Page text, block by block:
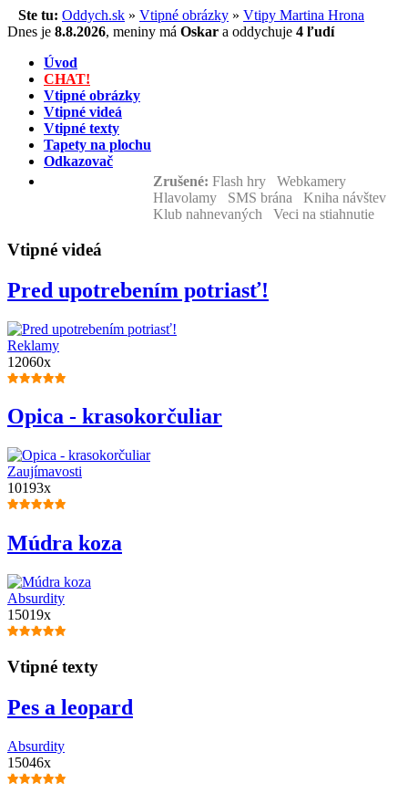
Ste tu: Oddych.sk » Vtipné obrázky » Vtipy Martina Hrona
Dnes je 8.8.2026, meniny má Oskar a oddychuje 4 ľudí
Úvod
CHAT!
Vtipné obrázky
Vtipné videá
Vtipné texty
Tapety na plochu
Odkazovač
Zrušené: Flash hry Webkamery
Hlavolamy SMS brána Kniha návštev
Klub nahnevaných Veci na stiahnutie
Vtipné videá
Pred upotrebením potriasť!
Reklamy
12060x
Opica - krasokorčuliar
Zaujímavosti
10193x
Múdra koza
Absurdity
15019x
Vtipné texty
Pes a leopard
Absurdity
15046x